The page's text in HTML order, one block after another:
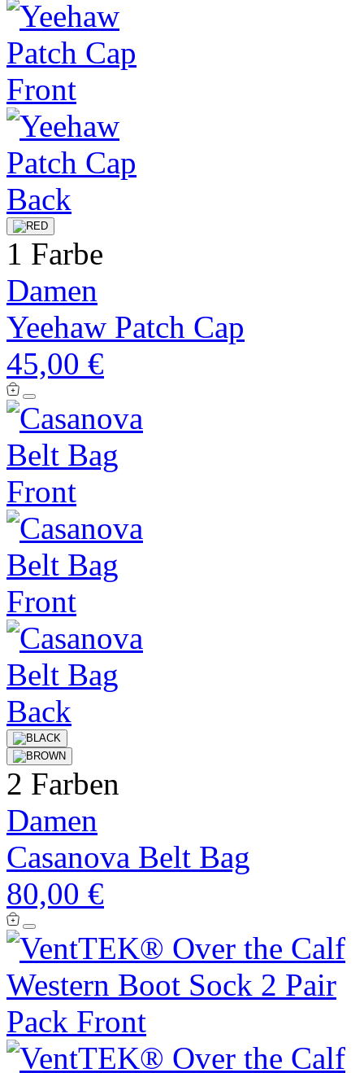
1 Farbe
Damen
Yeehaw Patch Cap
45,00 €
2 Farben
Damen
Casanova Belt Bag
80,00 €